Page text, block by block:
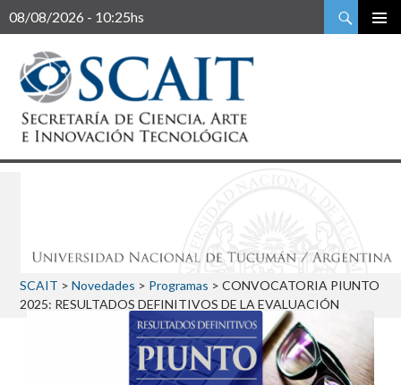
08/08/2026 - 10:25hs
Buscar
SCAIT > Novedades > Programas > CONVOCATORIA PIUNTO
2025: RESULTADOS DEFINITIVOS DE LA EVALUACIÓN